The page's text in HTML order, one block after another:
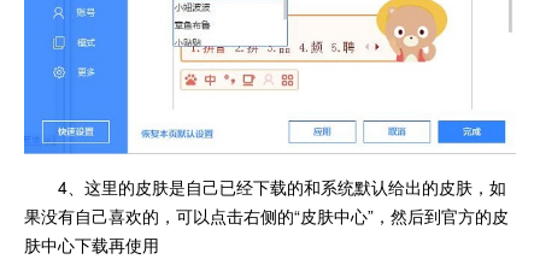
4、这里的皮肤是自己已经下载的和系统默认给出的皮肤，如
果没有自己喜欢的，可以点击右侧的“皮肤中心”，然后到官方的皮
肤中心下载再使用